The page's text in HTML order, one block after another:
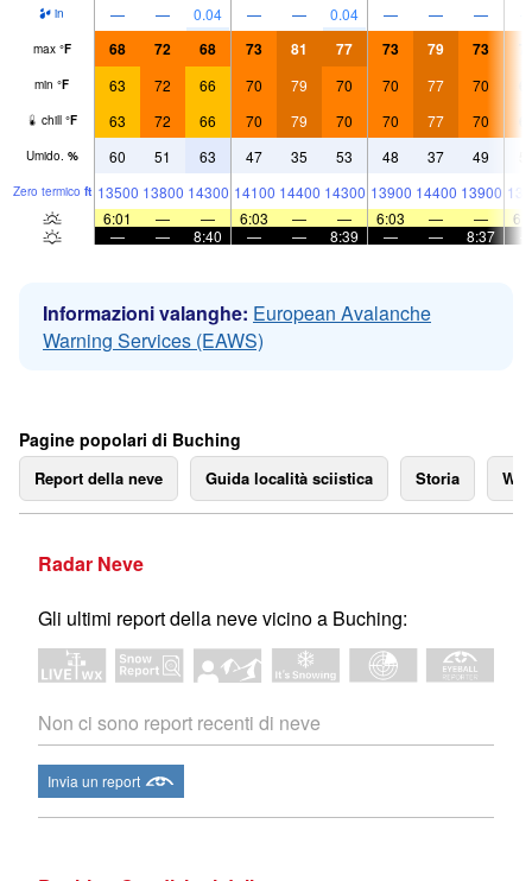
in — — 0.04 — — 0.04 — — —
max °F 68 72 68 73 81 77 73 79 73
min °F 63 72 66 70 79 70 70 77 70
chill °F 63 72 66 70 79 70 70 77 70
Umido. % 60 51 63 47 35 53 48 37 49
Zero termico ft 13500 13800 14300 14100 14400 14300 13900 14400 13900
6:01
— — 6:03 — — 6:03 — —
—
— 8:40 — — 8:39 — — 8:37
Informazioni valanghe: European Avalanche
Warning Services (EAWS)
Pagine popolari di Buching
Report della neve Guida località sciistica Storia
Radar Neve
Gli ultimi report della neve vicino a Buching:
Non ci sono report recenti di neve
Invia un report